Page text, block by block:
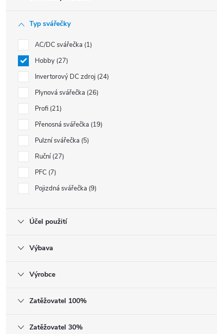
Typ svářečky
AC/DC svářečka 1
Hobby 27
Invertorový DC zdroj 24
Plynová svářečka 26
Profi 21
Přenosná svářečka 19
Pulzní svářečka 5
Ruční 27
PFC 7
Pojizdná svářečka 9
Účel použití
Výbava
Výrobce
Zatěžovatel 100%
Zatěžovatel 30%